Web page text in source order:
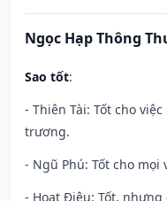
Ngọc Hạp Thông
Sao tốt:
- Thiên Tài: Tốt cho
trương.
- Ngũ Phú: Tốt cho mọi
- Hoạt Điệu: Tốt, nhưng